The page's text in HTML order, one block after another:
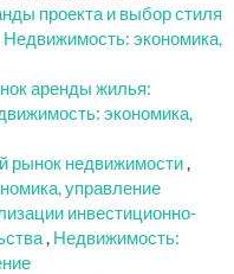
проекта и выбор стиля
Недвижимость: экономика,
аренды жилья:
экономика,
рынок недвижимости,
управление
инвестиционно-
, Недвижимость: